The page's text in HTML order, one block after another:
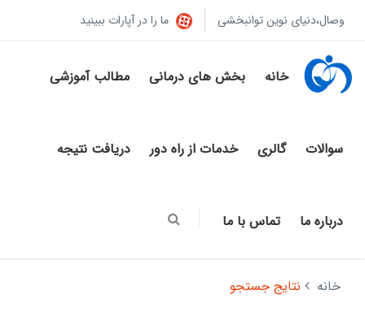
وصال،دنیای نوین توانبخشی ما را در آپارات ببینید
خانه بخش های درمانی مطالب آموزشی
سوالات گالری خدمات از راه دور دریافت نتیجه
درباره ما تماس با ما
خانه نتایج جستجو